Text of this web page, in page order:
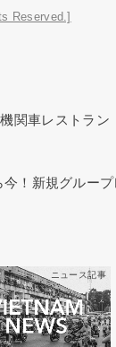
Reserved.]
関車レストラン
！新規グルー
ニュース記事